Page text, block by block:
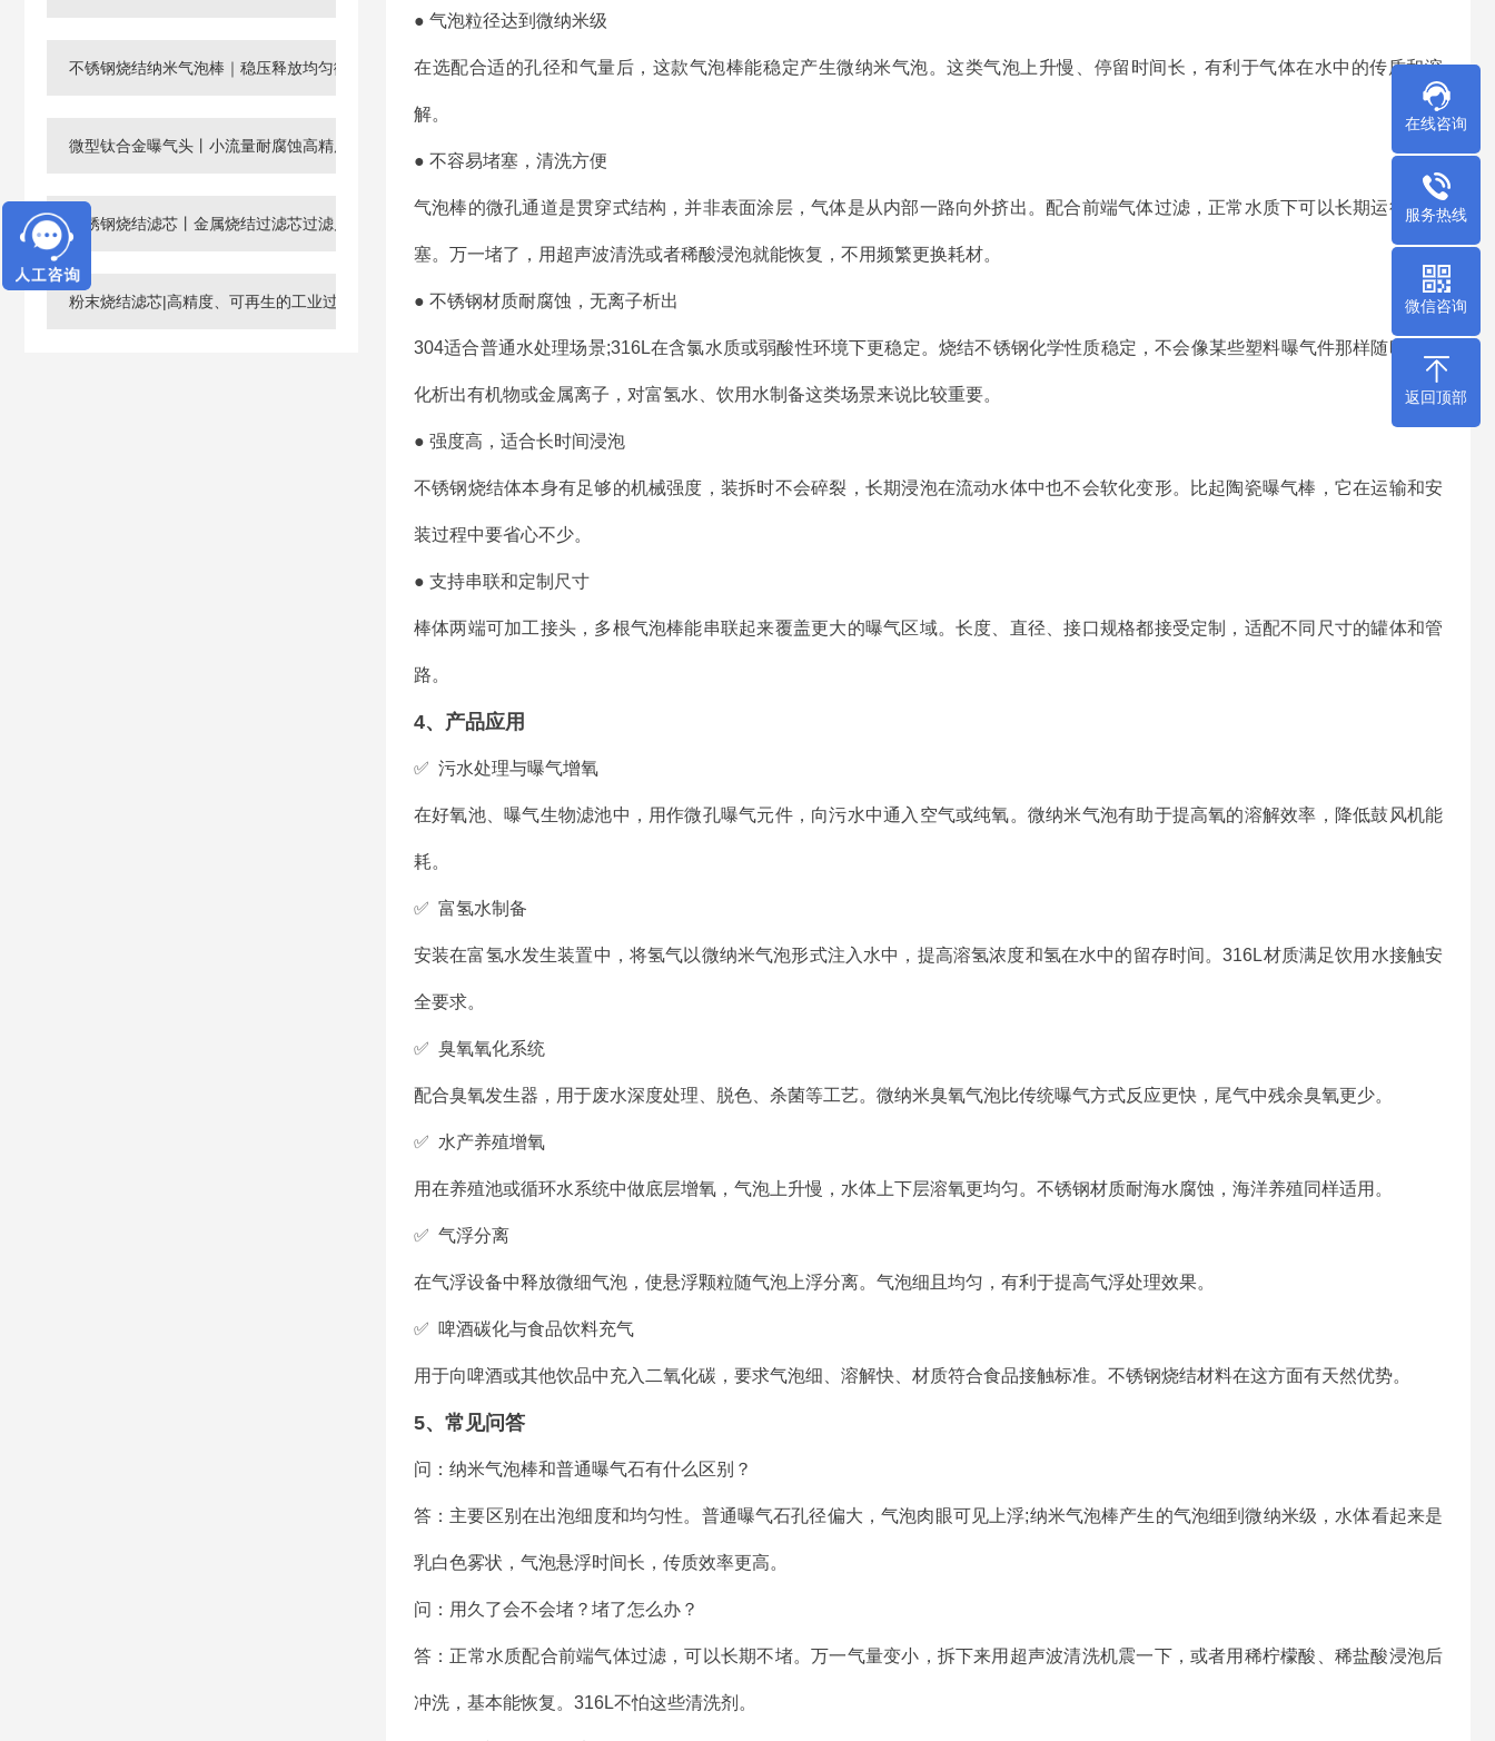
不锈钢烧结纳米气泡棒｜稳压释放均匀微纳米气泡
微型钛合金曝气头丨小流量耐腐蚀高精度工业微孔气体分布器
不锈钢烧结滤芯丨金属烧结过滤芯过滤片滤管
粉末烧结滤芯|高精度、可再生的工业过滤核心元件
● 气泡粒径达到微纳米级
在选配合适的孔径和气量后，这款气泡棒能稳定产生微纳米气泡。这类气泡上升慢、停留时间长，有利于气体在水中的传质和溶
解。
● 不容易堵塞，清洗方便
气泡棒的微孔通道是贯穿式结构，并非表面涂层，气体是从内部一路向外挤出。配合前端气体过滤，正常水质下可以长期运行不堵
塞。万一堵了，用超声波清洗或者稀酸浸泡就能恢复，不用频繁更换耗材。
● 不锈钢材质耐腐蚀，无离子析出
304适合普通水处理场景;316L在含氯水质或弱酸性环境下更稳定。烧结不锈钢化学性质稳定，不会像某些塑料曝气件那样随时间老
化析出有机物或金属离子，对富氢水、饮用水制备这类场景来说比较重要。
● 强度高，适合长时间浸泡
不锈钢烧结体本身有足够的机械强度，装拆时不会碎裂，长期浸泡在流动水体中也不会软化变形。比起陶瓷曝气棒，它在运输和安
装过程中要省心不少。
● 支持串联和定制尺寸
棒体两端可加工接头，多根气泡棒能串联起来覆盖更大的曝气区域。长度、直径、接口规格都接受定制，适配不同尺寸的罐体和管
路。
4、产品应用
✅ 污水处理与曝气增氧
在好氧池、曝气生物滤池中，用作微孔曝气元件，向污水中通入空气或纯氧。微纳米气泡有助于提高氧的溶解效率，降低鼓风机能
耗。
✅ 富氢水制备
安装在富氢水发生装置中，将氢气以微纳米气泡形式注入水中，提高溶氢浓度和氢在水中的留存时间。316L材质满足饮用水接触安
全要求。
✅ 臭氧氧化系统
配合臭氧发生器，用于废水深度处理、脱色、杀菌等工艺。微纳米臭氧气泡比传统曝气方式反应更快，尾气中残余臭氧更少。
✅ 水产养殖增氧
用在养殖池或循环水系统中做底层增氧，气泡上升慢，水体上下层溶氧更均匀。不锈钢材质耐海水腐蚀，海洋养殖同样适用。
✅ 气浮分离
在气浮设备中释放微细气泡，使悬浮颗粒随气泡上浮分离。气泡细且均匀，有利于提高气浮处理效果。
✅ 啤酒碳化与食品饮料充气
用于向啤酒或其他饮品中充入二氧化碳，要求气泡细、溶解快、材质符合食品接触标准。不锈钢烧结材料在这方面有天然优势。
5、常见问答
问：纳米气泡棒和普通曝气石有什么区别？
答：主要区别在出泡细度和均匀性。普通曝气石孔径偏大，气泡肉眼可见上浮;纳米气泡棒产生的气泡细到微纳米级，水体看起来是
乳白色雾状，气泡悬浮时间长，传质效率更高。
问：用久了会不会堵？堵了怎么办？
答：正常水质配合前端气体过滤，可以长期不堵。万一气量变小，拆下来用超声波清洗机震一下，或者用稀柠檬酸、稀盐酸浸泡后
冲洗，基本能恢复。316L不怕这些清洗剂。
在线咨询
服务热线
微信咨询
返回顶部